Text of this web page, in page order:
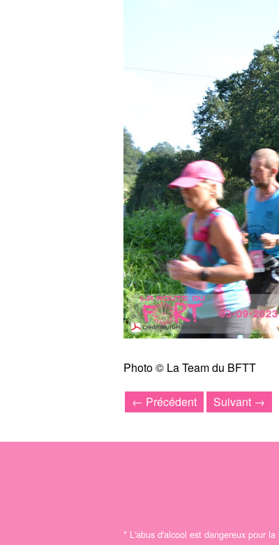
Photo © La Team du BFTT
← Précédent Suivant →
* L'abus d'alcool est dangereux pour